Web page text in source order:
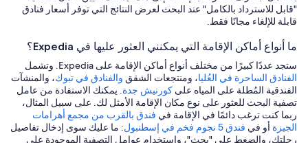
"قابل للاسترداد بالكامل" عند البحث لعرض النتائج التي توفر أسعار فنادق
قابلة للإلغاء مجانًا فقط.
ما أنواع أماكن الإقامة التي يمكنني العثور عليها في Expedia؟
ستجد عددًا كبيرًا من مختلف أنواع أماكن الإقامة على Expedia. وتشمل
الفنادق الساحرة في العُليا، ومنتجعات الشقق والفنادق في تبوك، والمنشآت
الفندقية المُطلة على المياه على كورنيش جدة. يمكنك الاستفادة من عامل
تصفية البحث للعثور على نوع مكان الإقامة الأمثل لك. على سبيل المثال،
ربما كنت ترغب دائمًا في الإقامة في فندق بالقرب من مجمع أهرامات
الجيزة أو في فندق 5 نجوم فخم في إسطنبول
: ما عليك سوى إدخال تفاصيل
رحلتك، والضغط على "بحث"، واستخدام عوامل التصفية الموجودة على